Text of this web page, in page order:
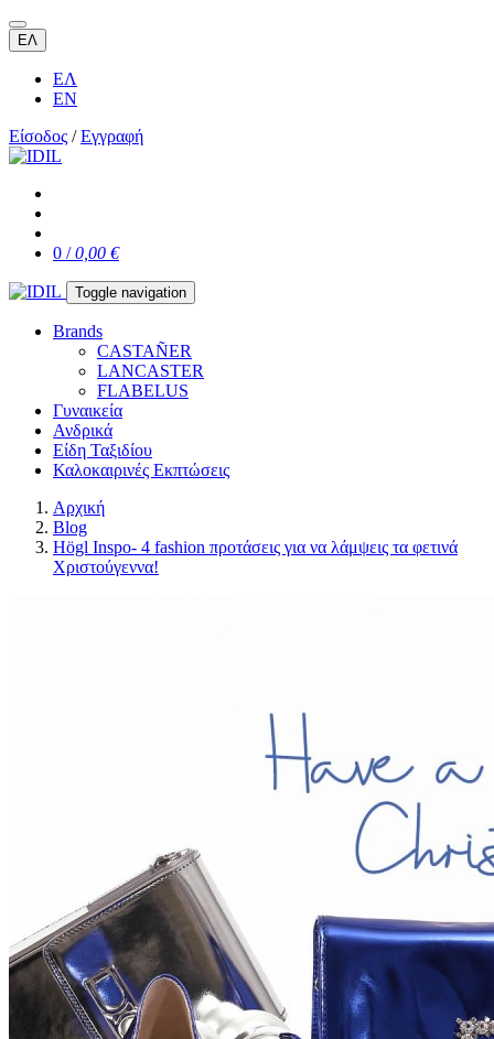
ΕΛ
ΕΛ
EN
Είσοδος /Εγγραφή
0 /0,00 €
Toggle navigation
Brands
CASTAÑER
LANCASTER
FLABELUS
Γυναικεία
Ανδρικά
Είδη Ταξιδίου
Καλοκαιρινές Εκπτώσεις
Αρχική
Blog
Högl Inspo- 4 fashion προτάσεις για να λάμψεις τα φετινά
Χριστούγεννα!